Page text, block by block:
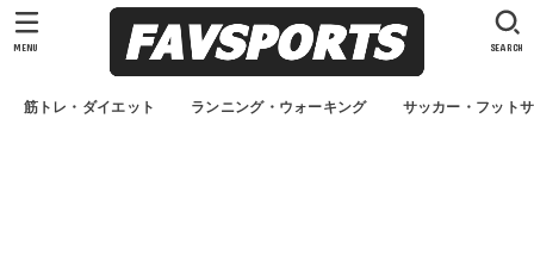
筋トレ・ダイエット ランニング・ウォーキング サッカー・フット
SEARCH
MENU